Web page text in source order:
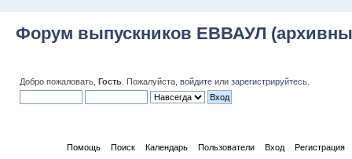
Форум выпускников ЕВВАУЛ
Добро пожаловать, Гость . Пожалуйста, войдите или зарегистрируйтесь
Помощь Поиск Календарь Пользователи Вход Регистрация